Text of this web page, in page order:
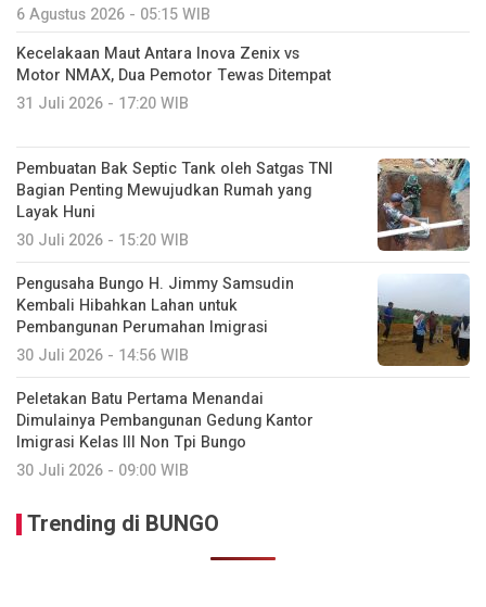
6 Agustus 2026 - 05:15 WIB
Kecelakaan Maut Antara Inova Zenix vs
Motor NMAX, Dua Pemotor Tewas Ditempat
31 Juli 2026 - 17:20 WIB
Pembuatan Bak Septic Tank oleh Satgas TNI
Bagian Penting Mewujudkan Rumah yang
Layak Huni
30 Juli 2026 - 15:20 WIB
Pengusaha Bungo H. Jimmy Samsudin
Kembali Hibahkan Lahan untuk
Pembangunan Perumahan Imigrasi
30 Juli 2026 - 14:56 WIB
Peletakan Batu Pertama Menandai
Dimulainya Pembangunan Gedung Kantor
Imigrasi Kelas III Non Tpi Bungo
30 Juli 2026 - 09:00 WIB
Trending di BUNGO